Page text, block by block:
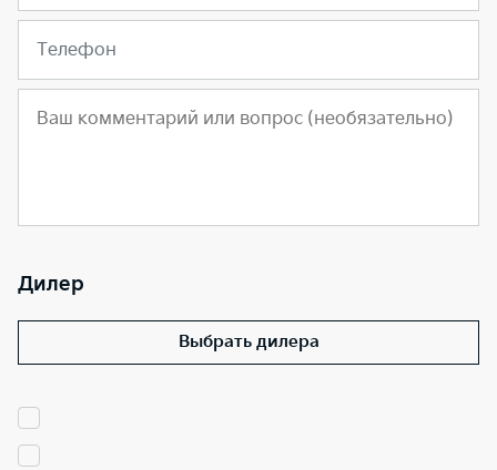
Телефон
Дилер
Выбрать дилера